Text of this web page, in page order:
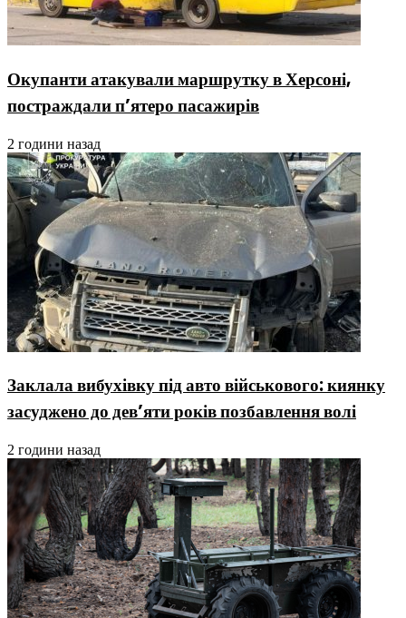
Окупанти атакували маршрутку в Херсоні,
постраждали п’ятеро пасажирів
2 години назад
Заклала вибухівку під авто військового: киянку
засуджено до дев’яти років позбавлення волі
2 години назад